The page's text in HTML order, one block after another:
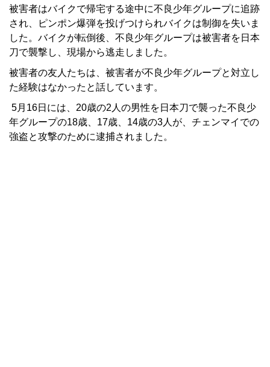
被害者はバイクで帰宅する途中に不良少年グループに追跡
され、ピンポン爆弾を投げつけられバイクは制御を失いま
した。バイクが転倒後、不良少年グループは被害者を日本
刀で襲撃し、現場から逃走しました。
被害者の友人たちは、被害者が不良少年グループと対立し
た経験はなかったと話しています。
5月16日には、20歳の2人の男性を日本刀で襲った不良少
年グループの18歳、17歳、14歳の3人が、チェンマイでの
強盗と攻撃のために逮捕されました。